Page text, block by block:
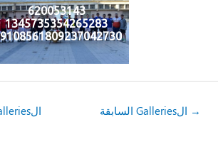
620053143
1345735354265283
9108561809237042730 n
→ الGalleries السابقة الGalleries التالية